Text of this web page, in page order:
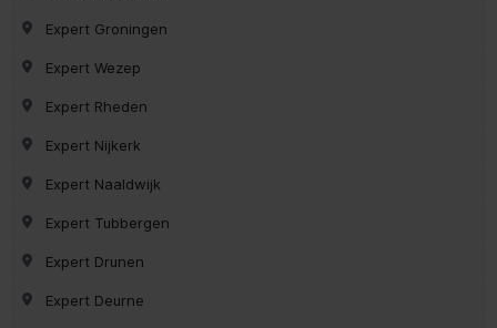
Expert Groningen
Expert Wezep
Expert Rheden
Expert Nijkerk
Expert Naaldwijk
Expert Tubbergen
Expert Drunen
Expert Deurne